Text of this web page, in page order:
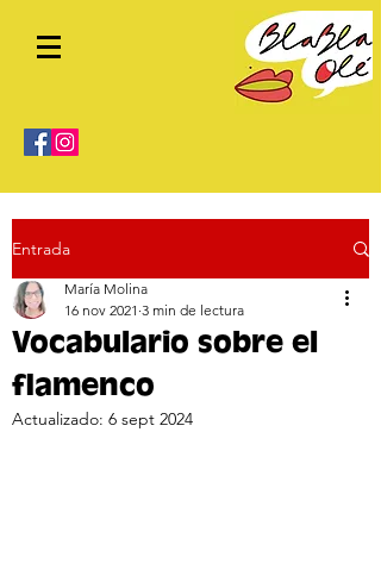
Entrada
Vocabulario sobre el
flamenco
María Molina
16 nov 2021 3 min de lectura
Actualizado: 6 sept 2024